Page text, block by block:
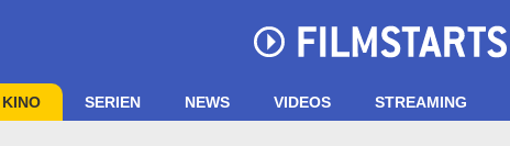
KINO SERIEN NEWS VIDEOS STREAMING